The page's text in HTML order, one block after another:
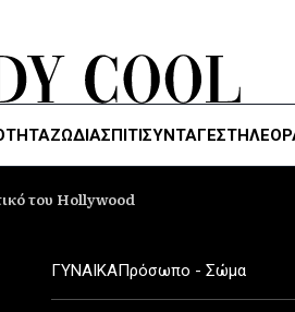
ΖΏΔΙΑΣΠΙΤΙΣΥΝΤΑΓΕΣ
του Hollywood
ΓΥΝΑΙΚΑΠρόσωπο - Σώμα